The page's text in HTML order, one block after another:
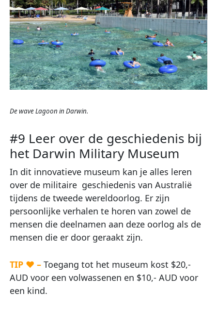
De wave Lagoon in Darwin.
#9 Leer over de geschiedenis bij
het Darwin Military Museum
In dit innovatieve museum kan je alles leren
over de militaire geschiedenis van Australië
tijdens de tweede wereldoorlog. Er zijn
persoonlijke verhalen te horen van zowel de
mensen die deelnamen aan deze oorlog als de
mensen die er door geraakt zijn.
TIP ♥ – Toegang tot het museum kost $20,-
AUD voor een volwassenen en $10,- AUD voor
een kind.